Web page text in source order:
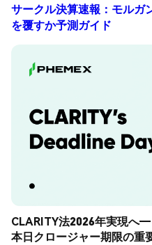
サークル決算速報：モルガ
を覆すか予測ガイド
CLARITY法2026年実現へ―
本日クロージャー期限の重